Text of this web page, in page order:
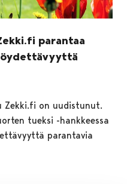
parantaa
Zekki.fi on uudistunut.
tueksi -hankkeessa
parantavia